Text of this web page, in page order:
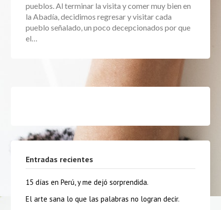
pueblos. Al terminar la visita y comer muy bien en
la Abadía, decidimos regresar y visitar cada
pueblo señalado, un poco decepcionados por que
el…
Entradas recientes
15 días en Perú, y me dejó sorprendida.
El arte sana lo que las palabras no logran decir.